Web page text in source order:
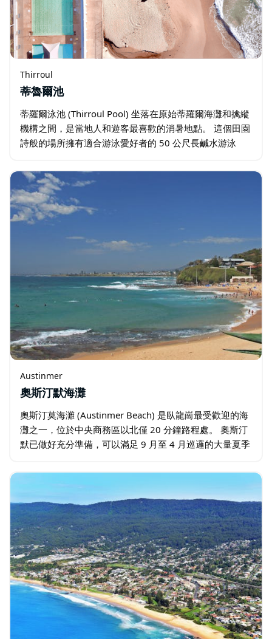
Thirroul
蒂魯爾池
蒂羅爾泳池 (Thirroul Pool) 坐落在原始蒂羅爾海灘和擒縱
機構之間，是當地人和遊客最喜歡的消暑地點。 這個田園
詩般的場所擁有適合游泳愛好者的 50 公尺長鹹水游泳
Austinmer
奧斯汀默海灘
奧斯汀莫海灘 (Austinmer Beach) 是臥龍崗最受歡迎的海
灘之一，位於中央商務區以北僅 20 分鐘路程處。 奧斯汀
默已做好充分準備，可以滿足 9 月至 4 月巡邏的大量夏季